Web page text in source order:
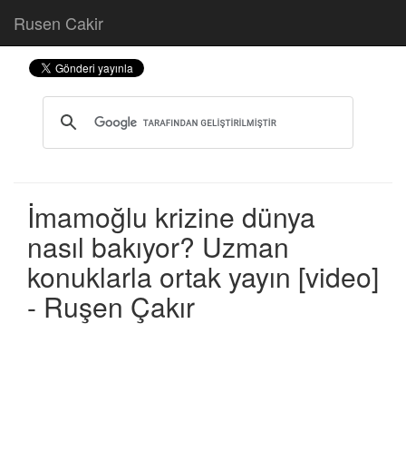
Rusen Cakir
İmamoğlu krizine dünya
nasıl bakıyor? Uzman
konuklarla ortak yayın [video]
- Ruşen Çakır